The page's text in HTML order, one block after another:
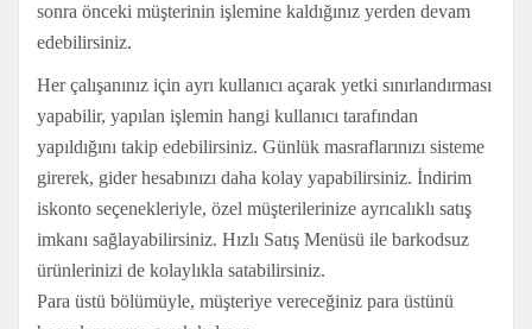
sonra önceki müşterinin işlemine kaldığınız yerden devam
edebilirsiniz.
Her çalışanınız için ayrı kullanıcı açarak yetki sınırlandırması
yapabilir, yapılan işlemin hangi kullanıcı tarafından
yapıldığını takip edebilirsiniz. Günlük masraflarınızı sisteme
girerek, gider hesabınızı daha kolay yapabilirsiniz. İndirim
iskonto seçenekleriyle, özel müşterilerinize ayrıcalıklı satış
imkanı sağlayabilirsiniz. Hızlı Satış Menüsü ile barkodsuz
ürünlerinizi de kolaylıkla satabilirsiniz.
Para üstü bölümüyle, müşteriye vereceğiniz para üstünü